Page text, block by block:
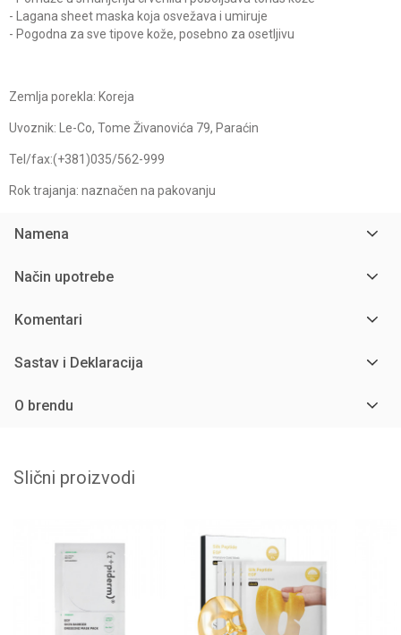
- Lagana sheet maska koja osvežava i umiruje
- Pogodna za sve tipove kože, posebno za osetljivu
Zemlja porekla: Koreja
Uvoznik: Le-Co, Tome Živanovića 79, Paraćin
Tel/fax:(+381)035/562-999
Rok trajanja: naznačen na pakovanju
Namena
Način upotrebe
Komentari
Sastav i Deklaracija
O brendu
Slični proizvodi